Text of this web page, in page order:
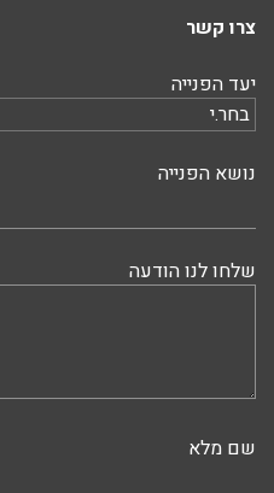
צרו קשר
יעד הפנייה
נושא הפנייה
שלחו לנו הודעה
שם מלא